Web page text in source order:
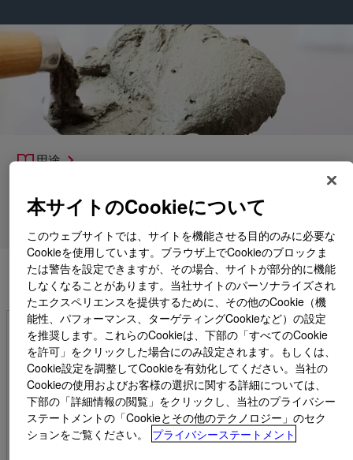
用途
各種サポート
セメントベースのシステムの汎用性の向上
インフラは耐久性と耐久性が求められるため、セメント
ベースの組成には適切な特性が必要です。
アクリル、セルロースエーテル、再分散性ポリマー粉
末、シリコーンなど、ダウのソリューションポートフォ
本サイトのCookieについて
このウェブサイトでは、サイトを機能させる目的のみに必要な
Cookieを使用しています。ブラウザ上でCookieのブロックま
たは警告を設定できますが、その場合、サイトが部分的に機能
しなくなることがあります。当社サイトのパーソナライズされ
たエクスペリエンスを提供するために、その他のCookie（機
能性、パフォーマンス、ターゲティングCookieなど）の設定
を推奨します。これらのCookieは、下部の「すべてのCookie
を許可」をクリックした場合にのみ設定されます。もしくは、
Cookie設定を調整してCookieを有効化してください。当社の
Cookieの使用およびお客様の選択に関する詳細については、
下部の「詳細情報の閲覧」をクリックし、当社のプライバシー
ステートメントの「Cookieとその他のテクノロジー」のセク
ションをご覧ください。
プライバシーステートメント